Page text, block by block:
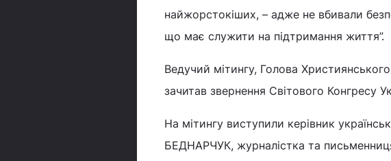
найжорстокіших, – адже не вбивали
що має служити на підтримання життя”.
Ведучий мітингу, Голова
зачитав звернення Світового Конгресу
На мітингу виступили керівник
БЕДНАРЧУК, журналістка та